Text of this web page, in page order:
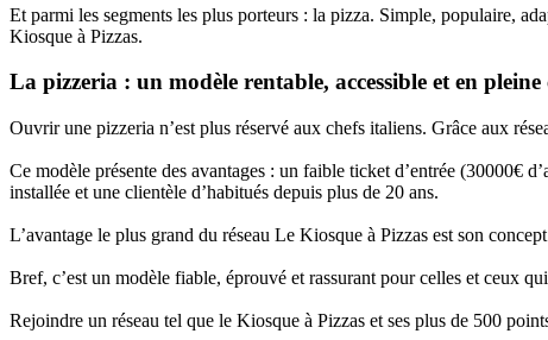
Et parmi les segments les plus porteurs : la pizza. Simple, populaire,
Kiosque à Pizzas.
La pizzeria : un modèle rentable, accessible et en pleine
Ouvrir une pizzeria n’est plus réservé aux chefs italiens. Grâce aux
Ce modèle présente des avantages : un faible ticket d’entrée (30000€
installée et une clientèle d’habitués depuis plus de 20 ans.
L’avantage le plus grand du réseau Le Kiosque à Pizzas est son
Bref, c’est un modèle fiable, éprouvé et rassurant pour celles et ceux
Rejoindre un réseau tel que le Kiosque à Pizzas et ses plus de 500